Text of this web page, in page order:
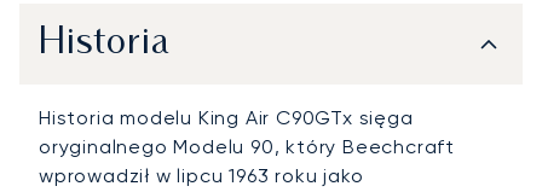
Historia
Historia modelu King Air C90GTx sięga
oryginalnego Modelu 90, który Beechcraft
wprowadził w lipcu 1963 roku jako